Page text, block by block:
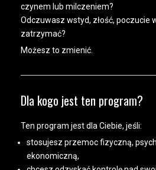
czynem lub milczeniem?
Odczuwasz wstyd, złość, poczucie
zatrzymać?
Możesz to zmienić.
Dla kogo jest ten program?
Ten program jest dla Ciebie, jeśli:
stosujesz przemoc fizyczną,
ekonomiczną,